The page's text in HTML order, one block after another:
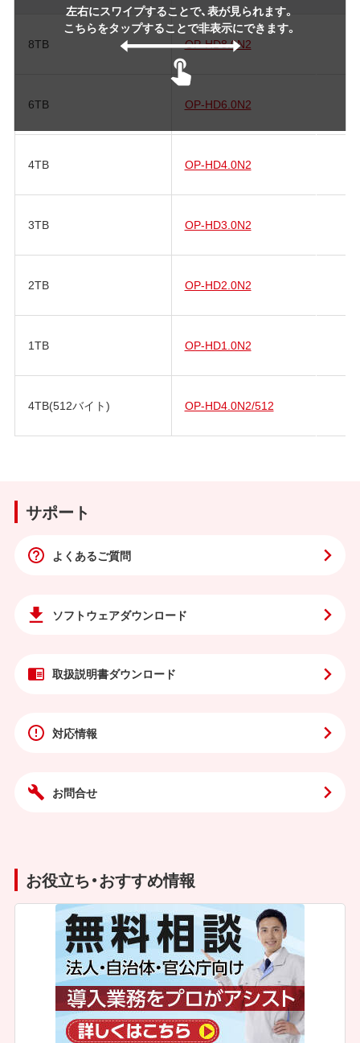
左右にスワイプすることで、表が見られます。
こちらをタップすることで非表示にできます。
8TB
OP-HD8.0N2
6TB OP-HD6.0N2
4TB OP-HD4.0N2
3TB OP-HD3.0N2
2TB OP-HD2.0N2
1TB OP-HD1.0N2
4TB(512バイト) OP-HD4.0N2/512
サポート
よくあるご質問
ソフトウェアダウンロード
取扱説明書ダウンロード
対応情報
お問合せ
お役立ち・おすすめ情報